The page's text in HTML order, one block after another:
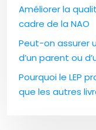
Améliorer la
cadre de la NAO
Peut-on assurer
d’un parent ou
Pourquoi le LEP
que les autres